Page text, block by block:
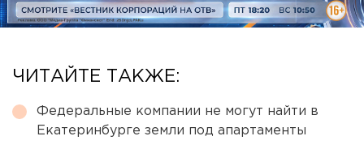
ЧИТАЙТЕ ТАКЖЕ:
Федеральные компании не могут найти в
Екатеринбурге земли под апартаменты